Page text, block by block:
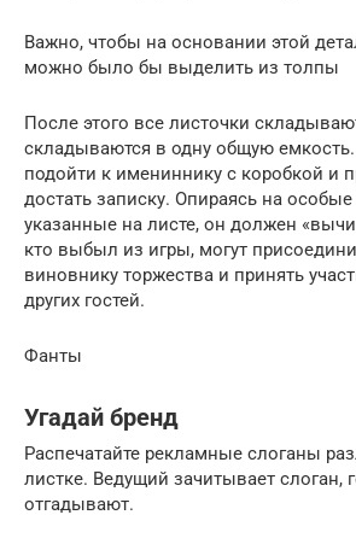
Важно, чтобы на основании этой
можно было бы выделить из толпы
После этого все листочки
складываются в одну общую
подойти к имениннику с коробкой и
достать записку. Опираясь на
указанные на листе, он должен
кто выбыл из игры, могут
виновнику торжества и принять
других гостей.
Фанты
Угадай бренд
Распечатайте рекламные слоганы
листке. Ведущий зачитывает слоган,
отгадывают.